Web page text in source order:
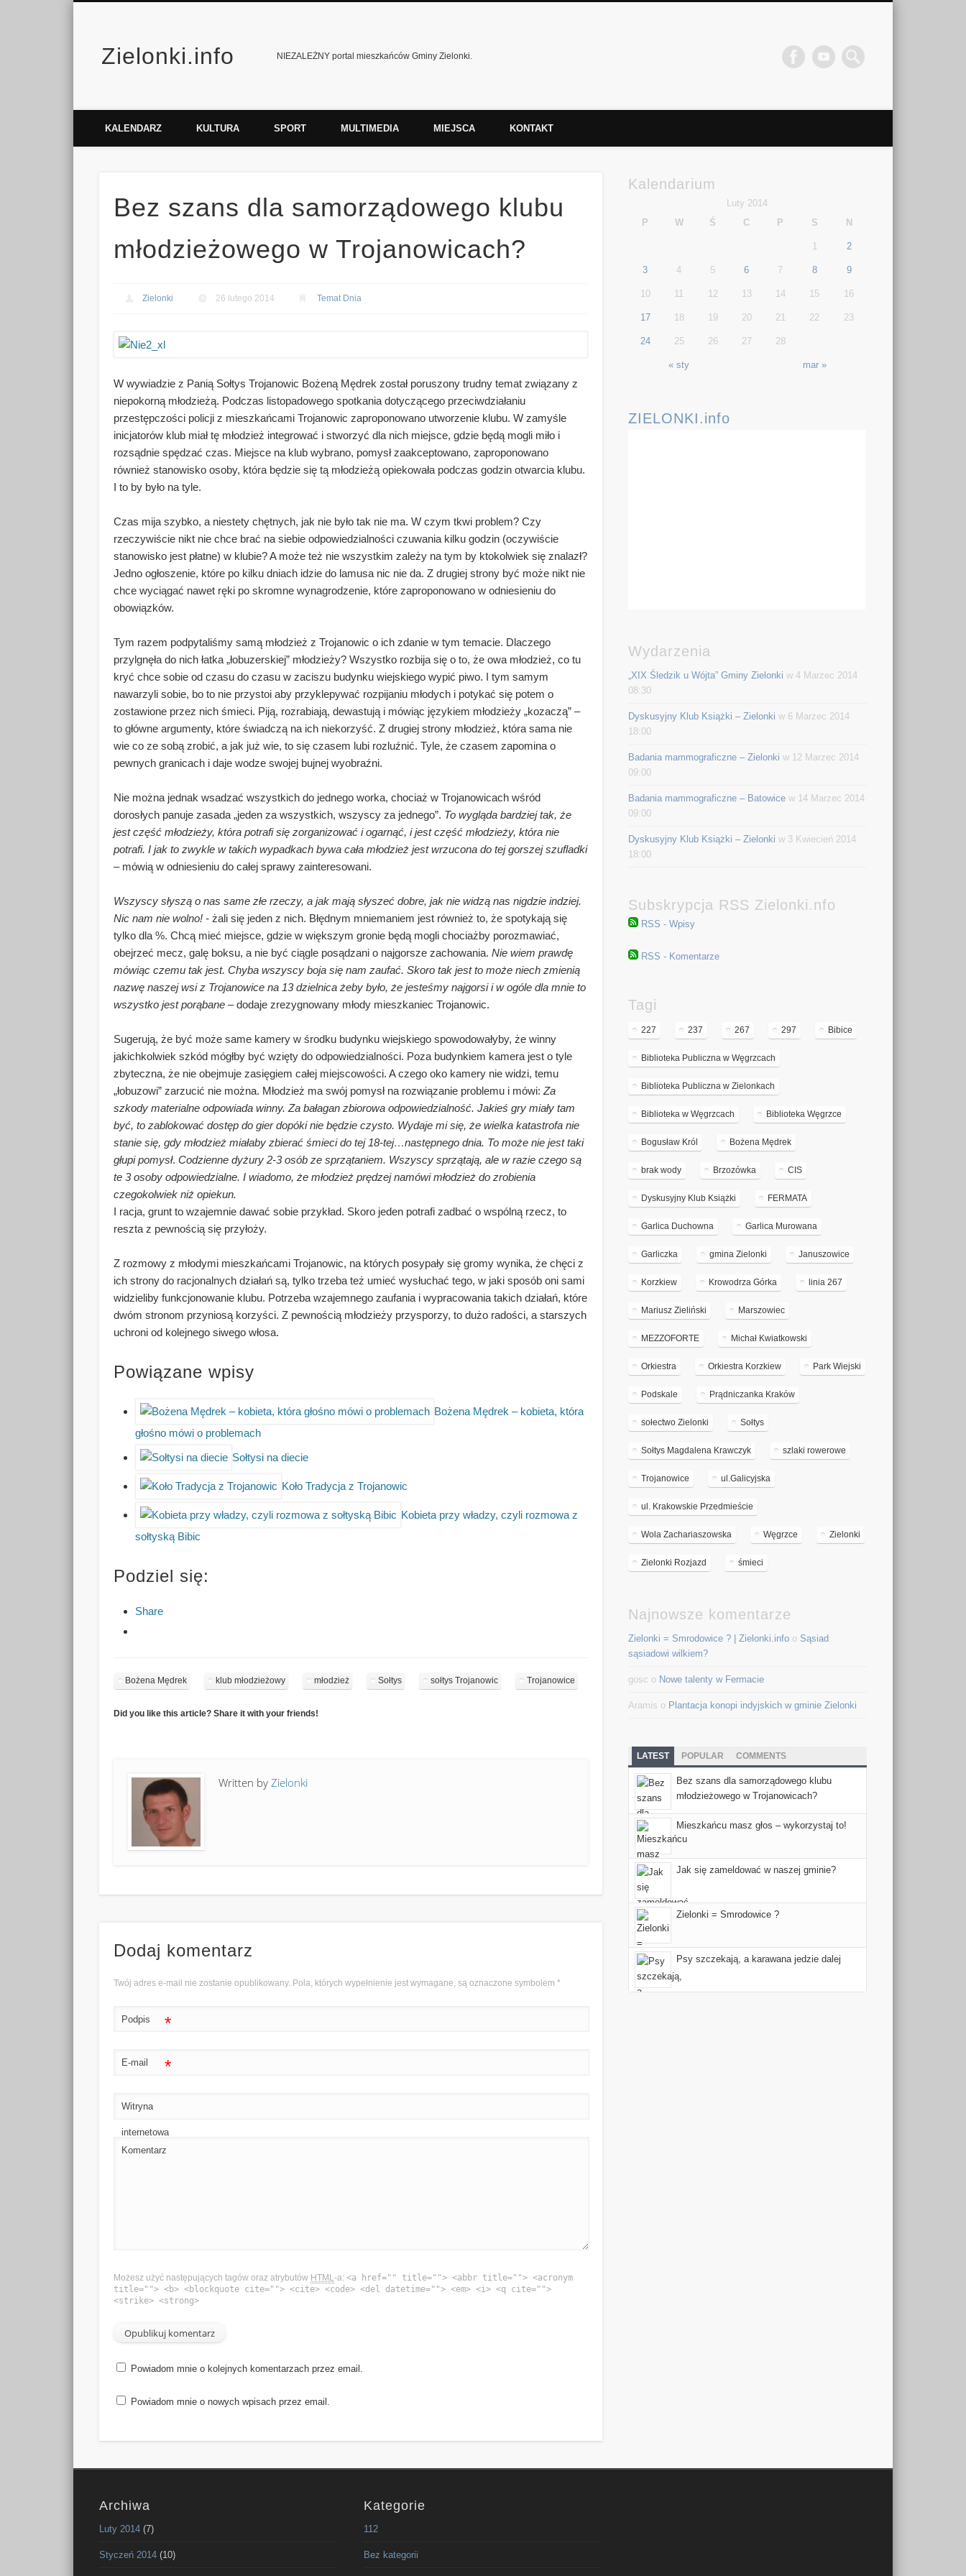
Zielonki.info NIEZALEŻNY portal mieszkańców Gminy Zielonki.
FacebookVimeo
KALENDARZ KULTURA SPORT MULTIMEDIA MIEJSCA KONTAKT
Bez szans dla samorządowego klubu
młodzieżowego w Trojanowicach?
Zielonki 26 lutego 2014 Temat Dnia
W wywiadzie z Panią Sołtys Trojanowic Bożeną Mędrek został poruszony trudny temat związany z
niepokorną młodzieżą. Podczas listopadowego spotkania dotyczącego przeciwdziałaniu
przestępczości policji z mieszkańcami Trojanowic zaproponowano utworzenie klubu.W zamyśle
inicjatorów klub miał tę młodzież integrować i stworzyć dla nich miejsce, gdzie będą mogli miło i
rozsądnie spędzać czas. Miejsce na klub wybrano, pomysł zaakceptowano, zaproponowano
również stanowisko osoby, która będzie się tą młodzieżą opiekowała podczas godzin otwarcia klubu.
I to by było na tyle.
Czas mija szybko, a niestety chętnych, jak nie było tak nie ma. W czym tkwi problem? Czy
rzeczywiście nikt nie chce brać na siebie odpowiedzialności czuwania kilku godzin (oczywiście
stanowisko jest płatne) w klubie? A może też nie wszystkim zależy na tym by ktokolwiek się znalazł?
Jedno ogłoszenie, które po kilku dniach idzie do lamusa nic nie da. Z drugiej strony być może nikt nie
chce wyciągać nawet ręki po skromne wynagrodzenie, które zaproponowano w odniesieniu do
obowiązków.
Tym razem podpytaliśmy samą młodzież z Trojanowic o ich zdanie w tym temacie. Dlaczego
przylgnęła do nich łatka „łobuzerskiej” młodzieży? Wszystko rozbija się o to, że owa młodzież, co tu
kryć chce sobie od czasu do czasu w zaciszu budynku wiejskiego wypić piwo. I tym samym
nawarzyli sobie, bo to nie przystoi aby przyklepywać rozpijaniu młodych i potykać się potem o
zostawione przez nich śmieci. Piją, rozrabiają, dewastują i mówiąc językiem młodzieży „kozaczą” –
to główne argumenty, które świadczą na ich niekorzyść. Z drugiej strony młodzież, która sama nie
wie co ze sobą zrobić, a jak już wie, to się czasem lubi rozluźnić. Tyle, że czasem zapomina o
pewnych granicach i daje wodze swojej bujnej wyobraźni.
Nie można jednak wsadzać wszystkich do jednego worka, chociaż w Trojanowicach wśród
dorosłych panuje zasada „jeden za wszystkich, wszyscy za jednego”. To wygląda bardziej tak, że
jest część młodzieży, która potrafi się zorganizować i ogarnąć, i jest część młodzieży, która nie
potrafi. I jak to zwykle w takich wypadkach bywa cała młodzież jest wrzucona do tej gorszej szufladki
– mówią w odniesieniu do całej sprawy zainteresowani.
Wszyscy słyszą o nas same złe rzeczy, a jak mają słyszeć dobre, jak nie widzą nas nigdzie indziej.
Nic nam nie wolno! -żali się jeden z nich. Błędnym mniemaniem jest również to, że spotykają się
tylko dla %. Chcą mieć miejsce, gdzie w większym gronie będą mogli chociażby porozmawiać,
obejrzeć mecz, galę boksu, a nie być ciągle posądzani o najgorsze zachowania.Nie wiem prawdę
mówiąc czemu tak jest. Chyba wszyscy boja się nam zaufać. Skoro tak jest to może niech zmienią
nazwę naszej wsi z Trojanowice na 13 dzielnica żeby było, że jesteśmy najgorsi i w ogóle dla mnie to
wszystko jest porąbane – dodaje zrezygnowany młody mieszkaniec Trojanowic.
Sugerują, że być może same kamery w środku budynku wiejskiego spowodowałyby, że winny
jakichkolwiek szkód mógłby być wzięty do odpowiedzialności. Poza budynkiem kamera jest o tyle
zbyteczna, że nie obejmuje zasięgiem całej miejscowości. A czego oko kamery nie widzi, temu
„łobuzowi” zarzucić nie można. Młodzież ma swój pomysł na rozwiązanie problemu i mówi:Za
szkody materialne odpowiada winny. Za bałagan zbiorowa odpowiedzialność. Jakieś gry miały tam
być, to zablokować dostęp do gier dopóki nie będzie czysto. Wydaje mi się, że wielka katastrofa nie
stanie się, gdy młodzież miałaby zbierać śmieci do tej 18-tej…następnego dnia. To może nie jest taki
głupi pomysł. Codzienne dyżury 2-3 osób ze sprzątaniem. Wszyscy sprzątają, ale w razie czego są
te 3 osoby odpowiedzialne. I wiadomo, że młodzież prędzej namówi młodzież do zrobienia
czegokolwiek niż opiekun.
I racja, grunt to wzajemnie dawać sobie przykład. Skoro jeden potrafi zadbać o wspólną rzecz, to
reszta z pewnością się przyłoży.
Z rozmowy z młodymi mieszkańcami Trojanowic, na których posypały się gromy wynika, że chęci z
ich strony do racjonalnych działań są, tylko trzeba też umieć wysłuchać tego, w jaki sposób oni sami
widzieliby funkcjonowanie klubu. Potrzeba wzajemnego zaufania i wypracowania takich działań, które
dwóm stronom przyniosą korzyści. Z pewnością młodzieży przysporzy, to dużo radości, a starszych
uchroni od kolejnego siwego włosa.
Powiązane wpisy
Bożena Mędrek – kobieta, która
głośno mówi o problemach
Sołtysi na diecie
Koło Tradycja z Trojanowic
Kobieta przy władzy, czyli rozmowa z
sołtyską Bibic
Podziel się:
Share
Bożena Mędrek klub młodzieżowy młodzież Sołtys sołtys Trojanowic Trojanowice
Did you like this article? Share it with your friends!
Written byZielonki
Dodaj komentarz
Twój adres e-mail nie zostanie opublikowany. Pola, których wypełnienie jest wymagane, są oznaczone symbolem*
Podpis *
E-mail *
Witryna
internetowa
Komentarz
Możesz użyć następujących tagów oraz atrybutów HTML-a:<a href="" title=""> <abbr title=""> <acronym
title=""> <b> <blockquote cite=""> <cite> <code> <del datetime=""> <em> <i> <q cite="">
<strike> <strong>
Powiadom mnie o kolejnych komentarzach przez email.
Powiadom mnie o nowych wpisach przez email.
Kalendarium
Luty 2014
P
W Ś C P S N
« sty mar »
1 2
3 4 5 6 7 8 9
10 11 12 13 14 15 16
17 18 19 20 21 22 23
24 25 26 27 28
ZIELONKI.info
Wydarzenia
„XIX Śledzik u Wójta” Gminy Zielonki w 4 Marzec 2014
08:30
Dyskusyjny Klub Książki – Zielonki w 6 Marzec 2014
18:00
Badania mammograficzne – Zielonki w 12 Marzec 2014
09:00
Badania mammograficzne – Batowice w 14 Marzec 2014
09:00
Dyskusyjny Klub Książki – Zielonki w 3 Kwiecień 2014
18:00
Subskrypcja RSS Zielonki.nfo
RSS - Wpisy
RSS - Komentarze
Tagi
227 237 267 297 Bibice
Biblioteka Publiczna w Węgrzcach
Biblioteka Publiczna w Zielonkach
Biblioteka w Węgrzcach Biblioteka Węgrzce
Bogusław Król Bożena Mędrek
brak wody Brzozówka CIS
Dyskusyjny Klub Książki FERMATA
Garlica Duchowna Garlica Murowana
Garliczka gmina Zielonki Januszowice
Korzkiew Krowodrza Górka linia 267
Mariusz Zieliński Marszowiec
MEZZOFORTE Michał Kwiatkowski
Orkiestra Orkiestra Korzkiew Park Wiejski
Podskale Prądniczanka Kraków
sołectwo Zielonki Sołtys
Sołtys Magdalena Krawczyk szlaki rowerowe
Trojanowice ul.Galicyjska
ul. Krakowskie Przedmieście
Wola Zachariaszowska Węgrzce Zielonki
Zielonki Rozjazd śmieci
Najnowsze komentarze
Zielonki = Smrodowice ? | Zielonki.info o Sąsiad
sąsiadowi wilkiem?
gosc o Nowe talenty w Fermacie
Aramis o Plantacja konopi indyjskich w gminie Zielonki
LATEST POPULAR COMMENTS
Bez szans dla samorządowego klubu
młodzieżowego w Trojanowicach?
Mieszkańcu masz głos – wykorzystaj to!
Jak się zameldować w naszej gminie?
Zielonki = Smrodowice ?
Psy szczekają, a karawana jedzie dalej
Archiwa
Luty 2014 (7)
Styczeń 2014 (10)
Kategorie
112
Bez kategorii